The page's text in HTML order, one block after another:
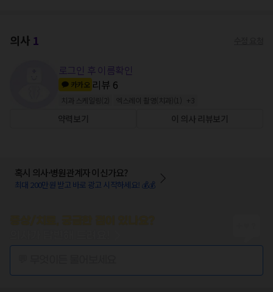
의사 1
로그인 후 이름확인
카카오 리뷰 6
치과 스케일링 엑스레이 촬영(치과) + 3
약력보기 이 의사 리뷰보기
혹시 의사·병원관계자 이신가요?
최대 200만원 받고 바로 광고 시작하세요! 💰💰